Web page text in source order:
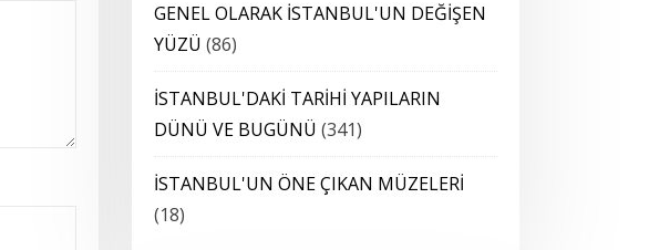
GENEL OLARAK İSTANBUL'UN DEĞİŞEN
YÜZÜ (86)
İSTANBUL'DAKİ TARİHİ YAPILARIN
DÜNÜ VE BUGÜNÜ (341)
İSTANBUL'UN ÖNE ÇIKAN MÜZELERİ
(18)